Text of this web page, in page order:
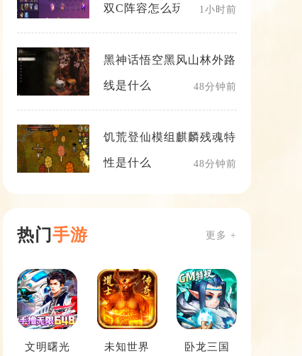
双C阵容怎么玩 1小时前
黑神话悟空黑风山林外路
线是什么 48分钟前
饥荒登仙模组麒麟残魂特
性是什么 48分钟前
热门手游 更多 +
文明曙光 未知世界 卧龙三国